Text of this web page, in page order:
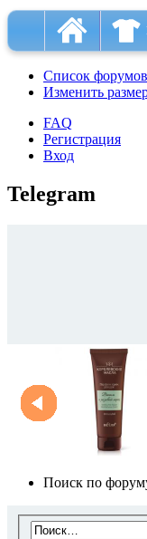
Список форумов
Изменить
FAQ
Регистрация
Вход
Telegram
Поиск по